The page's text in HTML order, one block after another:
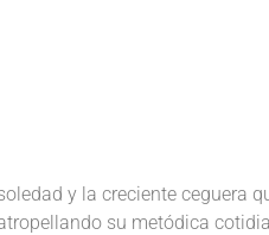
y la creciente ceguera
su metódica